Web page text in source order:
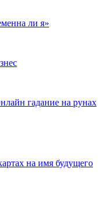
ли я»
гадание на рунах
на имя будущего